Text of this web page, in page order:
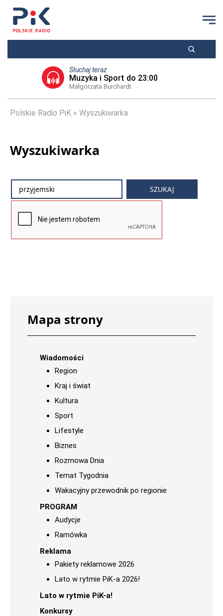
Słuchaj teraz
Muzyka i Sport do 23:00
Małgorzata Burchardt
Polskie Radio PiK Wyszukiwarka
Wyszukiwarka
Mapa strony
Wiadomości
Region
Kraj i świat
Kultura
Sport
Lifestyle
Biznes
Rozmowa Dnia
Temat Tygodnia
Wakacyjny przewodnik po regionie
PROGRAM
Audycje
Ramówka
Reklama
Pakiety reklamowe 2026
Lato w rytmie PiK-a 2026!
Lato w rytmie PiK-a!
Konkursy